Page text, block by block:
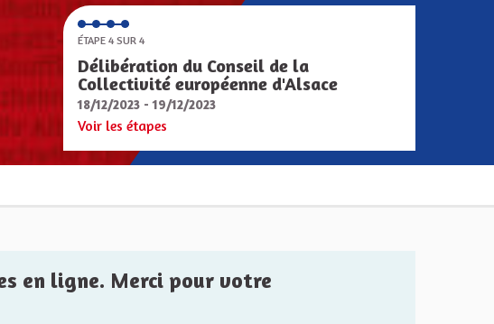
ÉTAPE 4 SUR 4
Délibération du Conseil de la
Collectivité européenne d'Alsace
18/12/2023 - 19/12/2023
Voir les étapes
en ligne. Merci pour votre